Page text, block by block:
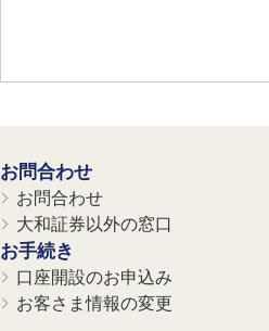
お問合わせ
お問合わせ
大和証券以外の窓口
お手続き
口座開設のお申込み
お客さま情報の変更